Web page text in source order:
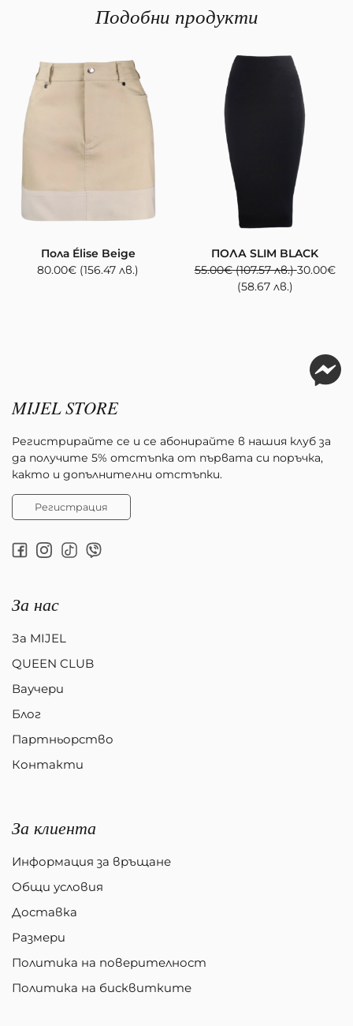
Подобни продукти
Пола Élise Beige
80.00€ (156.47 лв.)
ПОЛА SLIM BLACK
55.00€ (107.57 лв.) 30.00€
(58.67 лв.)
MIJEL STORE
Регистрирайте се и се абонирайте в нашия клуб за
да получите 5% отстъпка от първата си поръчка,
както и допълнителни отстъпки.
Регистрация
За нас
За MIJEL
QUEEN CLUB
Ваучери
Блог
Партньорство
Контакти
За клиента
Информация за връщане
Общи условия
Доставка
Размери
Политика на поверителност
Политика на бисквитките